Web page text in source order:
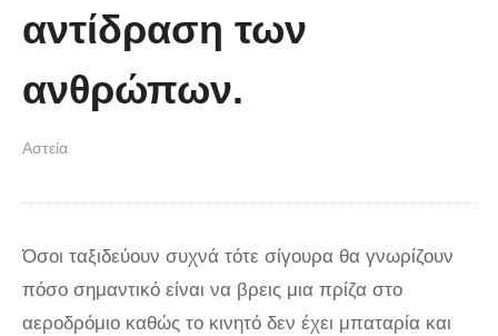
αντίδραση των
ανθρώπων.
Αστεία
Όσοι ταξιδεύουν συχνά τότε σίγουρα θα γνωρίζουν
πόσο σημαντικό είναι να βρεις μια πρίζα στο
αεροδρόμιο καθώς το κινητό δεν έχει μπαταρία και